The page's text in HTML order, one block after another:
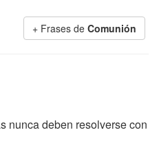
+ Frases de Comunión
nunca deben resolverse con